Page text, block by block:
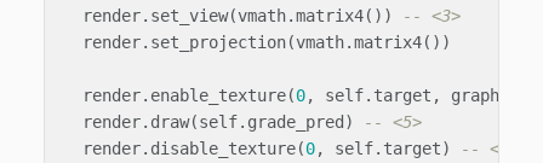
render. set_view(vmath.matrix4())
-- <3>
render. set_projection(vmath.matrix4())
render. enable_texture(0, self. target , graphics
render. draw(self. grade_pred)
-- <5>
render. disable_texture(0, self. target)
-- <6>